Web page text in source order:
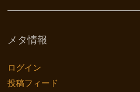
メタ情報
ログイン
投稿フィード